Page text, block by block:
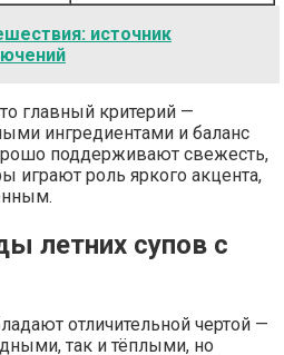
источник
главный критерий —
ингредиентами и баланс
поддерживают свежесть,
играют роль яркого акцента,
летних супов с
отличительной чертой —
так и тёплыми, но